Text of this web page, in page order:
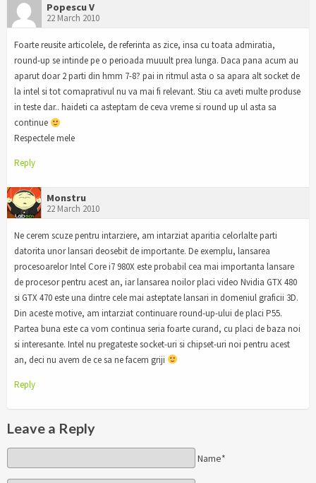
Popescu V
22 March 2010
Foarte reusite articolele, de referinta as zice, insa cu toata admiratia,
round-up se intinde pe o perioada muuult prea lunga. Daca pana acum au
aparut doar 2 parti din hmm 7-8? pai in ritmul asta o sa apara alt socket de
la intel si tot comaprativul nu va mai fi relevant. Stiu ca aveti multe produse
in teste dar.. haideti ca asteptam de ceva vreme si round up ul asta sa
continue
Respectele mele
Reply
Monstru
22 March 2010
Ne cerem scuze pentru intarziere, am intarziat aparitia celorlalte parti
datorita unor lansari deosebit de importante. De exemplu, lansarea
procesoarelor Intel Core i7 980X este probabil cea mai importanta lansare
de procesor pentru acest an, iar lansarea noilor placi video Nvidia GTX 480
si GTX 470 este una dintre cele mai asteptate lansari in domeniul graficii 3D.
Din aceste motive, am intarziat continuare round-up-ului de placi P55.
Partea buna este ca vom continua seria foarte curand, cu placi de baza noi
si interesante. Intel nu pregateste socket-uri si chipset-uri noi pentru acest
an, deci nu avem de ce sa ne facem griji
Reply
Leave a Reply
Name*